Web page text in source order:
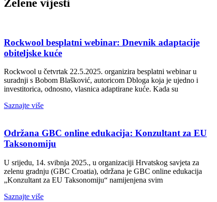
Zelene vijesti
Rockwool besplatni webinar: Dnevnik adaptacije
obiteljske kuće
Rockwool u četvrtak 22.5.2025. organizira besplatni webinar u
suradnji s Bobom Blašković, autoricom Dbloga koja je ujedno i
investitorica, odnosno, vlasnica adaptirane kuće. Kada su
Saznajte više
Održana GBC online edukacija: Konzultant za EU
Taksonomiju
U srijedu, 14. svibnja 2025., u organizaciji Hrvatskog savjeta za
zelenu gradnju (GBC Croatia), održana je GBC online edukacija
„Konzultant za EU Taksonomiju“ namijenjena svim
Saznajte više